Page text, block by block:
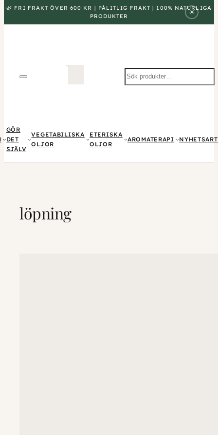
🌿 FRI FRAKT ÖVER 600 KR | PÅLITLIG FRAKT | 100% NATURLIGA
PRODUKTER
☀
Sök
produkter
GÖR
DET
SJÄLV
VEGETABILISKA
OLJOR
ETERISKA
OLJOR
AROMATERAPI
löpning